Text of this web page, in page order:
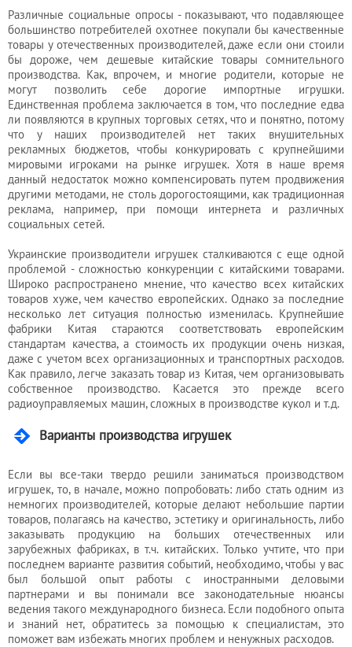
Различные социальные опросы - показывают, что подавляющее
большинство потребителей охотнее покупали бы качественные
товары у отечественных производителей, даже если они стоили
бы дороже, чем дешевые китайские товары сомнительного
производства. Как, впрочем, и многие родители, которые не
могут позволить себе дорогие импортные игрушки.
Единственная проблема заключается в том, что последние едва
ли появляются в крупных торговых сетях, что и понятно, потому
что у наших производителей нет таких внушительных
рекламных бюджетов, чтобы конкурировать с крупнейшими
мировыми игроками на рынке игрушек. Хотя в наше время
данный недостаток можно компенсировать путем продвижения
другими методами, не столь дорогостоящими, как традиционная
реклама, например, при помощи интернета и различных
социальных сетей.
Украинские производители игрушек сталкиваются с еще одной
проблемой - сложностью конкуренции с китайскими товарами.
Широко распространено мнение, что качество всех китайских
товаров хуже, чем качество европейских. Однако за последние
несколько лет ситуация полностью изменилась. Крупнейшие
фабрики Китая стараются соответствовать европейским
стандартам качества, а стоимость их продукции очень низкая,
даже с учетом всех организационных и транспортных расходов.
Как правило, легче заказать товар из Китая, чем организовывать
собственное производство. Касается это прежде всего
радиоуправляемых машин, сложных в производстве кукол и т.д.
Варианты производства игрушек
Если вы все-таки твердо решили заниматься производством
игрушек, то, в начале, можно попробовать: либо стать одним из
немногих производителей, которые делают небольшие партии
товаров, полагаясь на качество, эстетику и оригинальность, либо
заказывать продукцию на больших отечественных или
зарубежных фабриках, в т.ч. китайских. Только учтите, что при
последнем варианте развития событий, необходимо, чтобы у вас
был большой опыт работы с иностранными деловыми
партнерами и вы понимали все законодательные нюансы
ведения такого международного бизнеса. Если подобного опыта
и знаний нет, обратитесь за помощью к специалистам, это
поможет вам избежать многих проблем и ненужных расходов.
Лицензии
и
разрешения